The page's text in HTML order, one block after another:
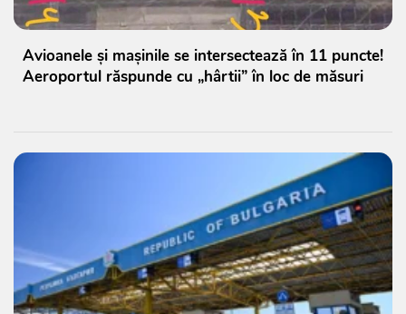
Avioanele și mașinile se intersectează în 11 puncte!
Aeroportul răspunde cu „hârtii” în loc de măsuri